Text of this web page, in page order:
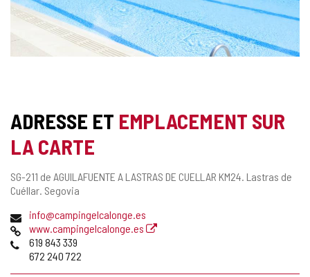
ADRESSE ET EMPLACEMENT SUR
LA CARTE
Adresse
postale
SG-211 de AGUILAFUENTE A LASTRAS DE CUELLAR KM24. Lastras de
Cuéllar. Segovia
Adresse
de
courrier
électronique
info@campingelcalonge.es
Page
Web
www.campingelcalonge.es
Téléphones
619 843 339
672 240 722